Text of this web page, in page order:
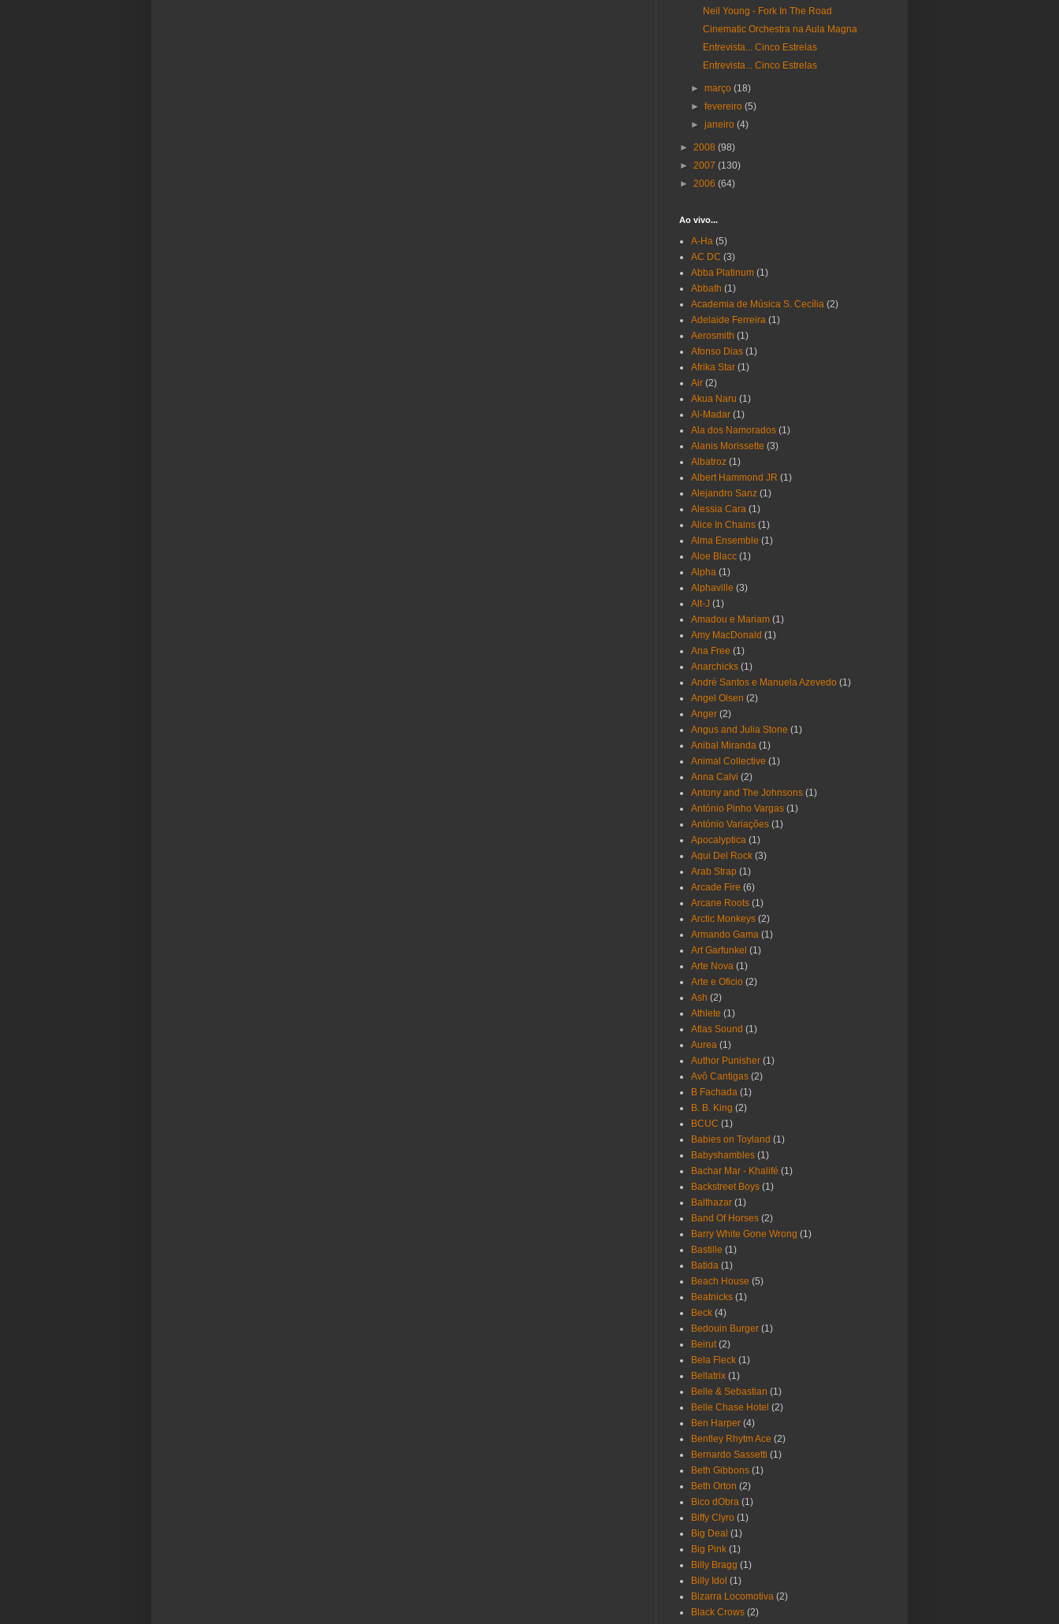
Neil Young - Fork In The Road
Cinematic Orchestra na Aula Magna
Entrevista... Cinco Estrelas
Entrevista... Cinco Estrelas
►março(18)
►fevereiro(5)
►janeiro(4)
► 2008 (98)
► 2007 (130)
► 2006 (64)
Ao vivo...
A-Ha (5)
AC DC (3)
Abba Platinum (1)
Abbath (1)
Academia de Música S. Cecília (2)
Adelaide Ferreira (1)
Aerosmith (1)
Afonso Dias (1)
Afrika Star (1)
Air (2)
Akua Naru (1)
Al-Madar (1)
Ala dos Namorados (1)
Alanis Morissette (3)
Albatroz (1)
Albert Hammond JR (1)
Alejandro Sanz (1)
Alessia Cara (1)
Alice In Chains (1)
Alma Ensemble (1)
Aloe Blacc (1)
Alpha (1)
Alphaville (3)
Alt-J (1)
Amadou e Mariam (1)
Amy MacDonald (1)
Ana Free (1)
Anarchicks (1)
André Santos e Manuela Azevedo (1)
Angel Olsen (2)
Anger (2)
Angus and Julia Stone (1)
Anibal Miranda (1)
Animal Collective (1)
Anna Calvi (2)
Antony and The Johnsons (1)
António Pinho Vargas (1)
António Variações (1)
Apocalyptica (1)
Aqui Del Rock (3)
Arab Strap (1)
Arcade Fire (6)
Arcane Roots (1)
Arctic Monkeys (2)
Armando Gama (1)
Art Garfunkel (1)
Arte Nova (1)
Arte e Oficio (2)
Ash (2)
Athlete (1)
Atlas Sound (1)
Aurea (1)
Author Punisher (1)
Avô Cantigas (2)
B Fachada (1)
B. B. King (2)
BCUC (1)
Babies on Toyland (1)
Babyshambles (1)
Bachar Mar - Khalifé (1)
Backstreet Boys (1)
Balthazar (1)
Band Of Horses (2)
Barry White Gone Wrong (1)
Bastille (1)
Batida (1)
Beach House (5)
Beatnicks (1)
Beck (4)
Bedouin Burger (1)
Beirut (2)
Bela Fleck (1)
Bellatrix (1)
Belle & Sebastian (1)
Belle Chase Hotel (2)
Ben Harper (4)
Bentley Rhytm Ace (2)
Bernardo Sassetti (1)
Beth Gibbons (1)
Beth Orton (2)
Bico dObra (1)
Biffy Clyro (1)
Big Deal (1)
Big Pink (1)
Billy Bragg (1)
Billy Idol (1)
Bizarra Locomotiva (2)
Black Crows (2)